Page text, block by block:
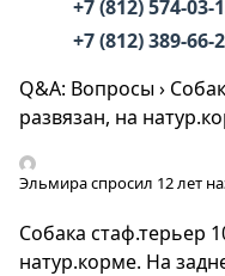
+7 (812) 574-03-
+7 (812) 389-66-
Q&A: Вопросы›
развязан, на
Эльмираспросил 12 лет
Собака стаф.терьер
натур.корме. На